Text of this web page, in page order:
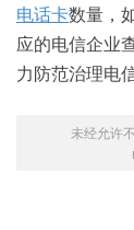
电话卡数量，
应的电信企业
力防范治理电
未经允许